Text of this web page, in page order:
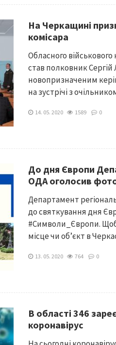
На Черкащині
комісара
Обласного
став полковник
новопризначеним
на зустрічі з
14. 05. 2020 1589 0
До дня Європи
ОДА оголосив
Департамент
до святкування дня
#Символи_Європи.
місце чи об’єкт в
13. 05. 2020 764 0
В області 346
коронавірус